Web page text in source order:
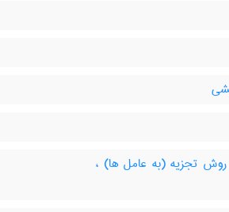
روش تجزیه (به عامل ها) ،